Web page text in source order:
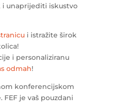
unaprijediti iskustvo
i istražite širok
i personaliziranu
odmah!
konferencijskom
FEF je vaš pouzdani